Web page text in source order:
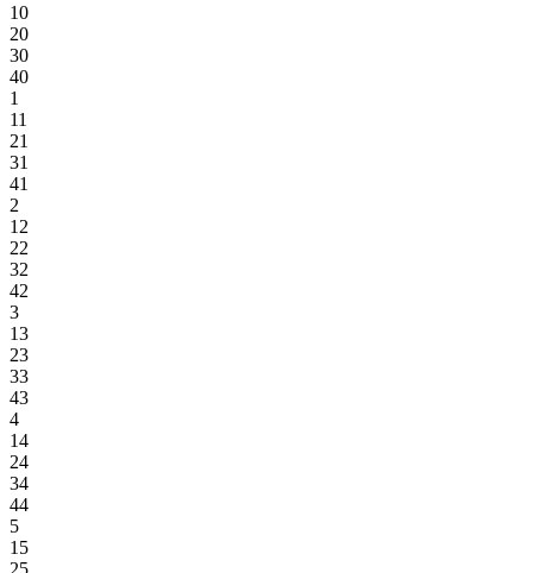
10
20
30
40
1
11
21
31
41
2
12
22
32
42
3
13
23
33
43
4
14
24
34
44
5
15
25